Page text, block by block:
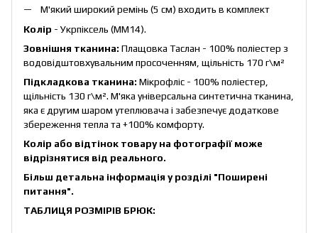
М'який широкий ремінь (5 см) входить в комплект
Колір - Укрпіксель (ММ14).
Зовнішня тканина: Плащовка Таслан - 100% поліестер з
водовідштовхувальним просоченням, щільність 170 г\м²
Підкладкова тканина: Мікрофліс - 100% поліестер,
щільність 130 г\м². М'яка універсальна синтетична тканина,
яка є другим шаром утеплювача і забезпечує додаткове
збереження тепла та +100% комфорту.
Колір або відтінок товару на фотографії може
відрізнятися від реального.
Більш детальна інформація у розділі "Поширені
питання".
ТАБЛИЦЯ РОЗМІРІВ БРЮК: